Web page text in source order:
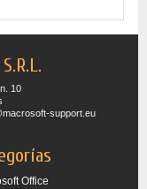
10
support.eu
Office